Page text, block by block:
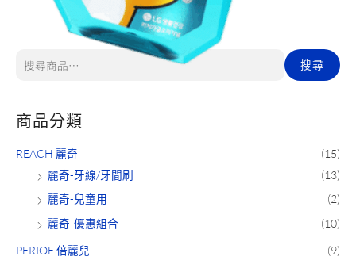
搜尋
商品分類
REACH 麗奇
(15)
麗奇-牙線/牙間刷
(13)
麗奇-兒童用
(2)
麗奇-優惠組合
(10)
PERIOE 倍麗兒 (9)